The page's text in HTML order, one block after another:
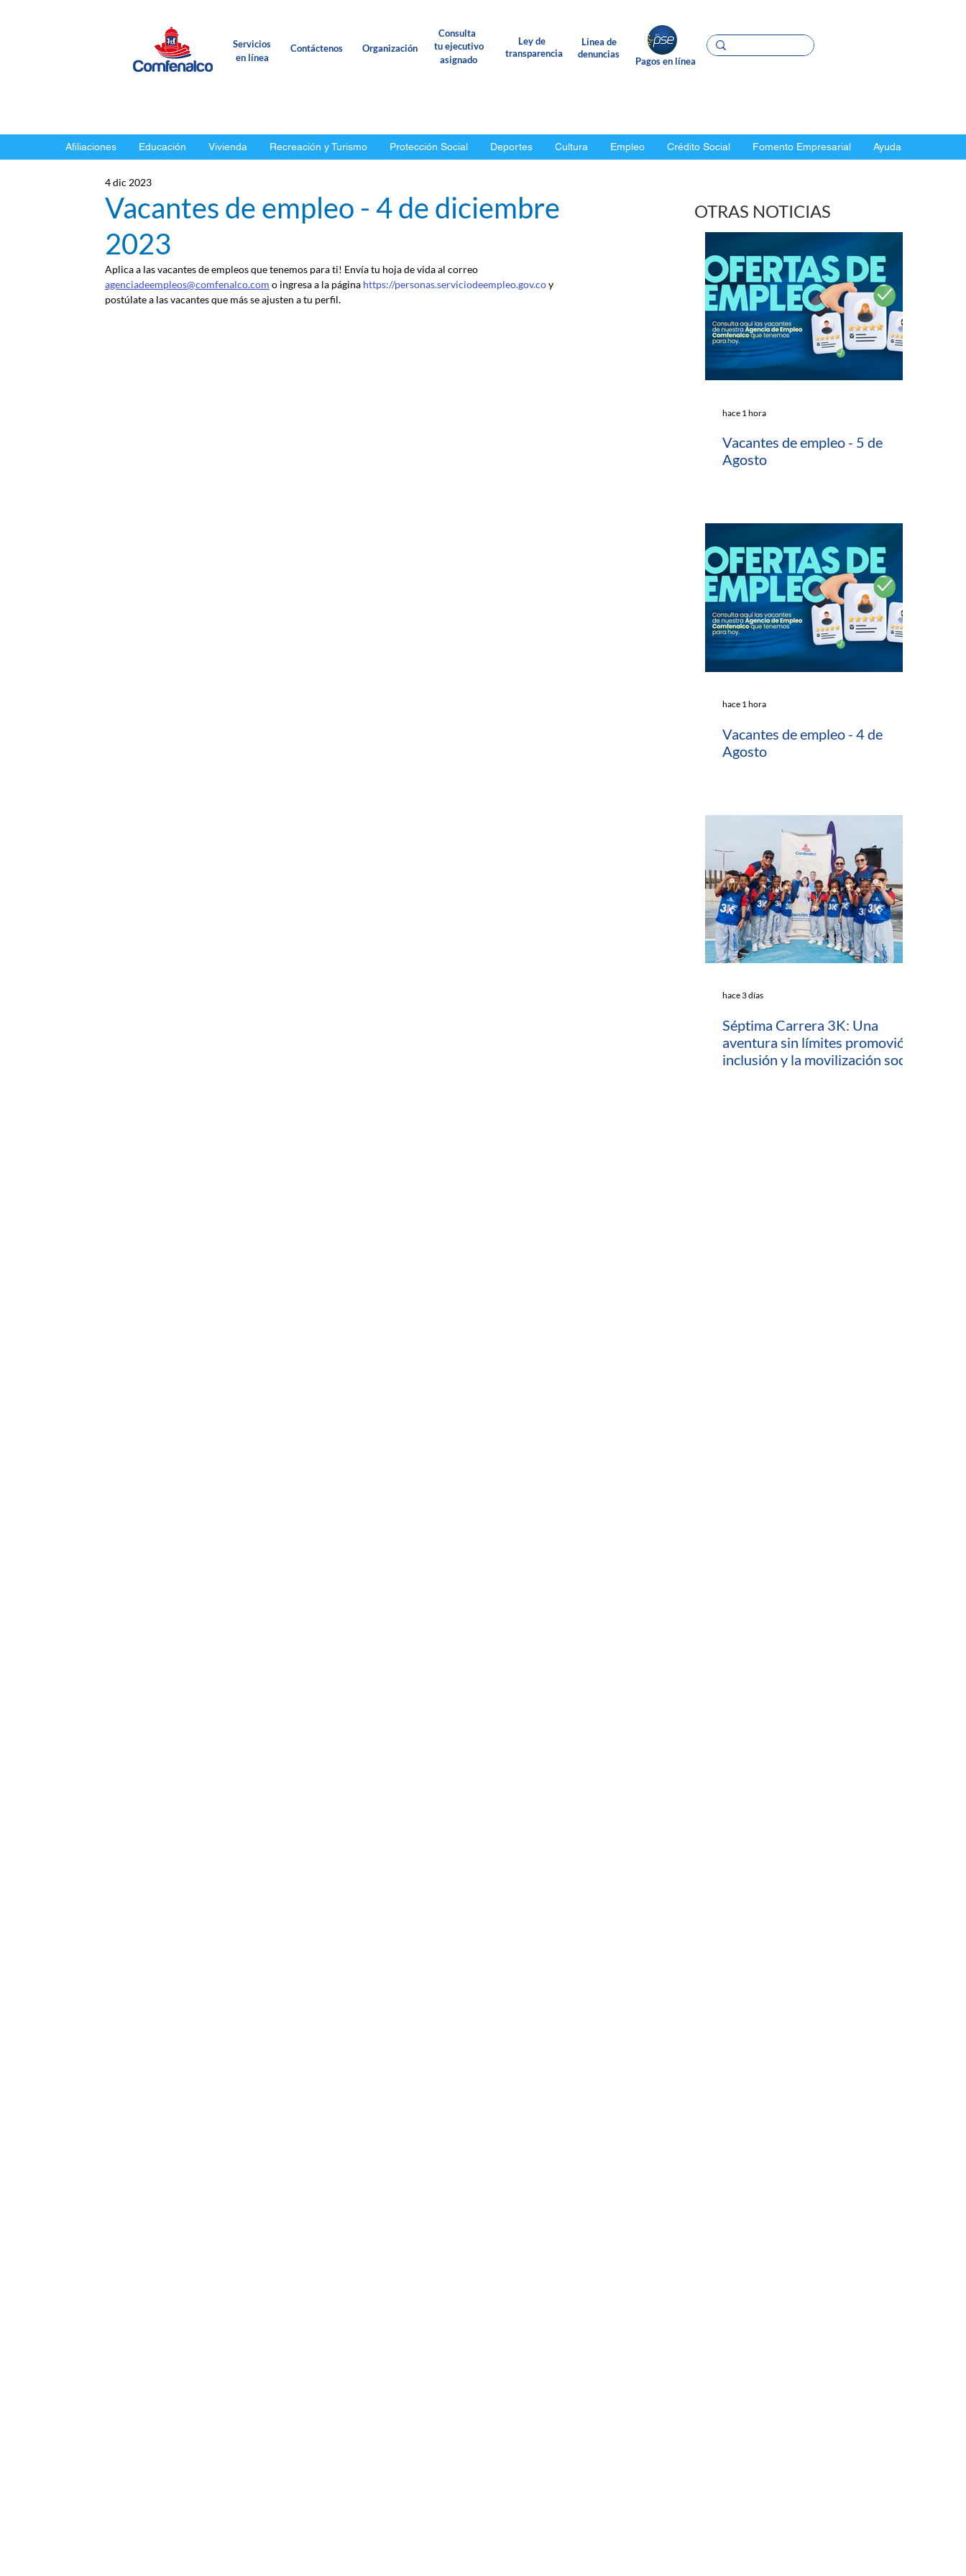
Servicios
en línea
Contáctenos Organización
Consulta
tu ejecutivo
asignado
Ley de
transparencia
Linea de
denuncias
Pagos en línea
Afiliaciones Educación Vivienda Recreación y Turismo Protección Social Deportes Cultura Empleo Crédito Social Fomento Empresarial Ayuda
Vacantes de empleo - 4 de diciembre
2023
4 dic 2023
Aplica a las vacantes de empleos que tenemos para ti! Envía tu hoja de vida al correo
agenciadeempleos@comfenalco.com o ingresa a la página https://personas.serviciodeempleo.gov.co y
postúlate a las vacantes que más se ajusten a tu perfil.
OTRAS NOTICIAS
Vacantes de empleo - 5 de
Agosto
hace 1 hora
Vacantes de empleo - 4 de
Agosto
hace 1 hora
Séptima Carrera 3K: Una
aventura sin límites promovió la
inclusión y la movilización social
hace 3 días